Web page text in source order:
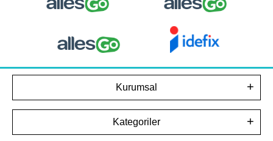
Kurumsal
Kategoriler